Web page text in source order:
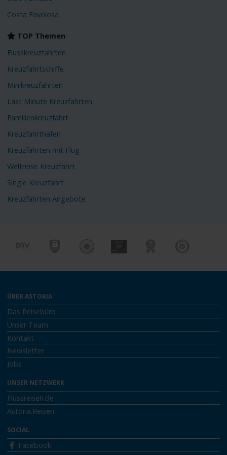
Costa Favolosa
TOP Themen
Flusskreuzfahrten
Kreuzfahrtschiffe
Minikreuzfahrten
Last Minute Kreuzfahrten
Familienkreuzfahrt
Kreuzfahrthäfen
Kreuzfahrten mit Flug
Weltreise Kreuzfahrt
Single Kreuzfahrt
Kreuzfahrten Angebote
ÜBER ASTORIA
Das Reisebüro
Unser Team
Kontakt
Newsletter
Jobs
UNSER NETZWERK
Flussreisen.de
Astoria.Reisen
SOCIAL
Facebook